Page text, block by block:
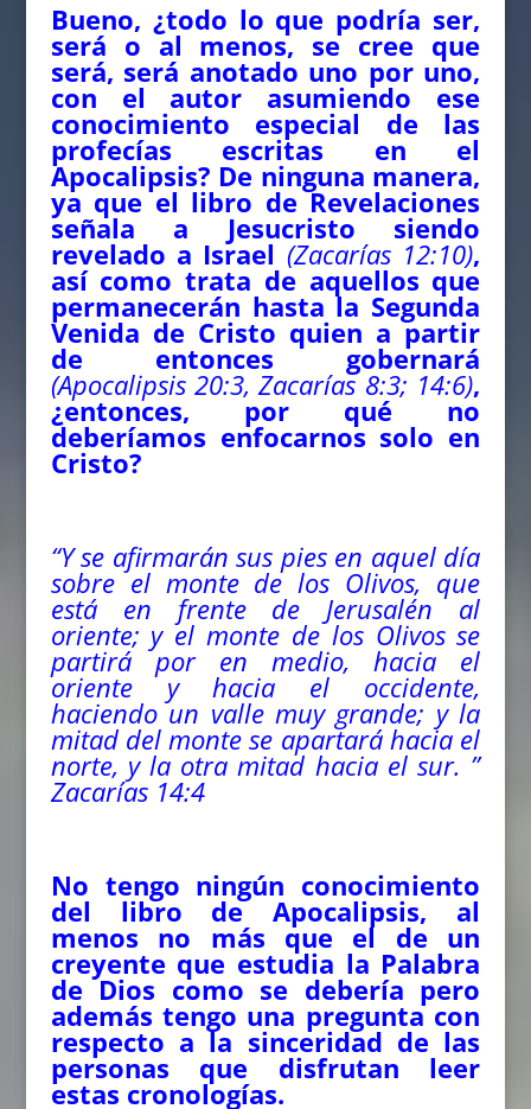
Bueno, ¿todo lo que podría ser,
será o al menos, se cree que
será, será anotado uno por uno,
con el autor asumiendo ese
conocimiento especial de las
profecías escritas en el
Apocalipsis? De ninguna manera,
ya que el libro de Revelaciones
señala a Jesucristo siendo
revelado a Israel (Zacarías 12:10),
así como trata de aquellos que
permanecerán hasta la Segunda
Venida de Cristo quien a partir
de entonces gobernará
(Apocalipsis 20:3, Zacarías 8:3; 14:6),
¿entonces, por qué no
deberíamos enfocarnos solo en
Cristo?
“Y se afirmarán sus pies en aquel día
sobre el monte de los Olivos, que
está en frente de Jerusalén al
oriente; y el monte de los Olivos se
partirá por en medio, hacia el
oriente y hacia el occidente,
haciendo un valle muy grande; y la
mitad del monte se apartará hacia el
norte, y la otra mitad hacia el sur. ”
Zacarías 14:4
No tengo ningún conocimiento
del libro de Apocalipsis, al
menos no más que el de un
creyente que estudia la Palabra
de Dios como se debería pero
además tengo una pregunta con
respecto a la sinceridad de las
personas que disfrutan leer
estas cronologías.